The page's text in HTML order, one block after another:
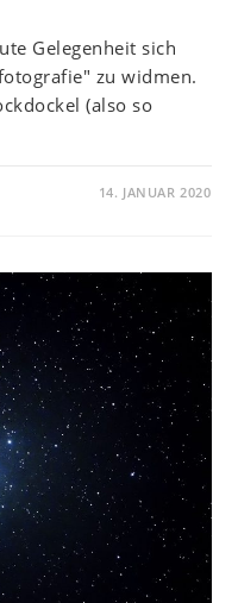
Gelegenheit sich
zu widmen.
(also so
14. JANUAR 2020